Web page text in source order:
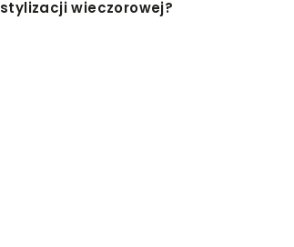
stylizacji wieczorowej?